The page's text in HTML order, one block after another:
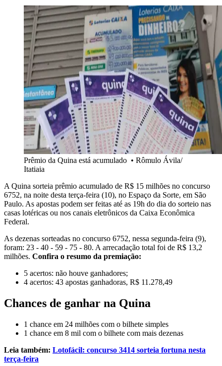
Prêmio da Quina está acumulado • Rômulo Ávila/
Itatiaia
A Quina sorteia prêmio acumulado de R$ 15 milhões no concurso
6752, na noite desta terça-feira (10), no Espaço da Sorte, em São
Paulo. As apostas podem ser feitas até as 19h do dia do sorteio nas
casas lotéricas ou nos canais eletrônicos da Caixa Econômica
Federal.
As dezenas sorteadas no concurso 6752, nessa segunda-feira (9),
foram: 23 - 40 - 59 - 75 - 80. A arrecadação total foi de R$ 13,2
milhões. Confira o resumo da premiação:
5 acertos: não houve ganhadores;
4 acertos: 43 apostas ganhadoras, R$ 11.278,49
Chances de ganhar na Quina
1 chance em 24 milhões com o bilhete simples
1 chance em 8 mil com o bilhete com mais dezenas
Leia também: Lotofácil: concurso 3414 sorteia fortuna nesta
terça-feira